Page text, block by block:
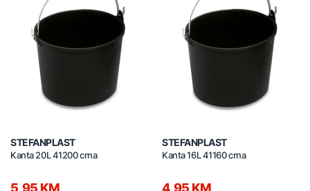
STEFANPLAST
Kanta 20L 41200 crna
STEFANPLAST
Kanta 16L 41160 crna